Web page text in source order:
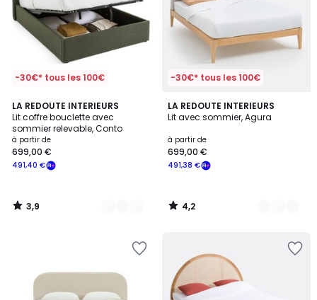
-30€* tous les 100€
LA REDOUTE INTERIEURS
Lit coffre bouclette avec
sommier relevable, Conto
à partir de
491,40 €
699,00 €
3,9
/ 5
2
Couleurs
3,9
/
-30€* tous les 100€
LA REDOUTE INTERIEURS
Lit avec sommier, Agura
à partir de
491,38 €
699,00 €
4,2
/ 5
2
Couleurs
4,2
/